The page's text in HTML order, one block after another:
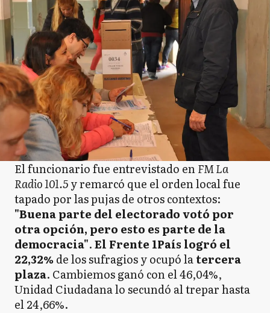
El funcionario fue entrevistado enFM La
Radio 101.5y remarcó que el orden local fue
tapado por las pujas de otros contextos:
"Buena parte del electorado votó por
otra opción, pero esto es parte de la
democracia".El Frente 1País logró el
22,32%de los sufragios y ocupó latercera
plaza. Cambiemos ganó con el 46,04%,
Unidad Ciudadana lo secundó al trepar hasta
el 24,66%.